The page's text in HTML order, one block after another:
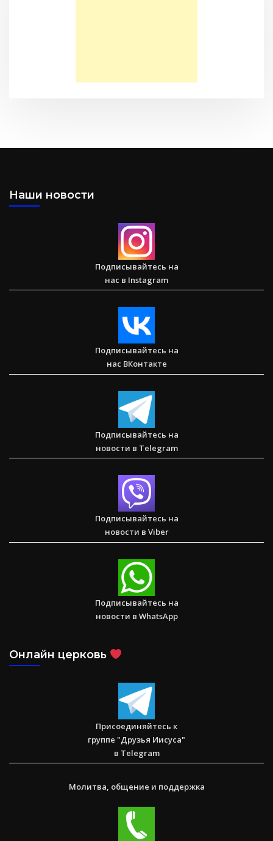
Большая потеря или большое приобретение?
Два часа, которые изменили жизнь буддистского монаха
(Стэн и Лана — Иисус без границ) (BBS05030)
Спасаем. Восстанавливаем. Обучаем. Помогите нам
достичь цели в $10 000
Наши новости
Подписывайтесь на
нас в Instagram
Подписывайтесь на
нас ВКонтакте
Подписывайтесь на
новости в Telegram
Подписывайтесь на
новости в Viber
Подписывайтесь на
новости в WhatsApp
Онлайн церковь
Присоединяйтесь к
группе "Друзья Иисуса"
в Telegram
Молитва, общение и поддержка